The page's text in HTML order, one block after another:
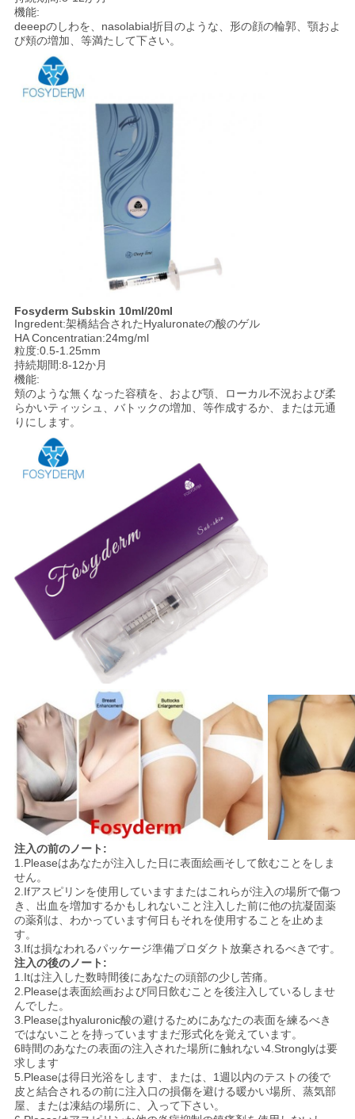
機能:
deeepのしわを、nasolabial折目のような、形の顔の輪郭、顎およ
び頬の増加、等満たして下さい。
Fosyderm Subskin 10ml/20ml
Ingredent:架橋結合されたHyaluronateの酸のゲル
HA Concentratian:24mg/ml
粒度:0.5-1.25mm
持続期間:8-12か月
機能:
頬のような無くなった容積を、および顎、ローカル不況および柔
らかいティッシュ、バトックの増加、等作成するか、または元通
りにします。
注入の前のノート:
1.Pleaseはあなたが注入した日に表面絵画そして飲むことをしま
せん。
2.Ifアスピリンを使用していますまたはこれらが注入の場所で傷つ
き、出血を増加するかもしれないこと注入した前に他の抗凝固薬
の薬剤は、わかっています何日もそれを使用することを止めま
す。
3.Ifは損なわれるパッケージ準備プロダクト放棄されるべきです。
注入の後のノート:
1.Itは注入した数時間後にあなたの頭部の少し苦痛。
2.Pleaseは表面絵画および同日飲むことを後注入しているしませ
んでした。
3.Pleaseはhyaluronic酸の避けるためにあなたの表面を練るべき
ではないことを持っていますまだ形式化を覚えています。
6時間のあなたの表面の注入された場所に触れない4.Stronglyは要
求します
5.Pleaseは得日光浴をします、または、1週以内のテストの後で
皮と結合されるの前に注入口の損傷を避ける暖かい場所、蒸気部
屋、または凍結の場所に、入って下さい。